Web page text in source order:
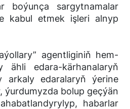
boýunça sargytnamalar
kabul etmek işleri alnyp
agentliginiň hem-
ähli edara-kärhanalaryň
arkaly edaralaryň ýerine
ýurdumyzda bolup geçýän
habarlar